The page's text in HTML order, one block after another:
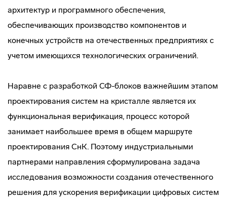
архитектур и программного обеспечения,
обеспечивающих производство компонентов и
конечных устройств на отечественных предприятиях с
учетом имеющихся технологических ограничений.
Наравне с разработкой СФ-блоков важнейшим этапом
проектирования систем на кристалле является их
функциональная верификация, процесс которой
занимает наибольшее время в общем маршруте
проектирования СнК. Поэтому индустриальными
партнерами направления сформулирована задача
исследования возможности создания отечественного
решения для ускорения верификации цифровых систем